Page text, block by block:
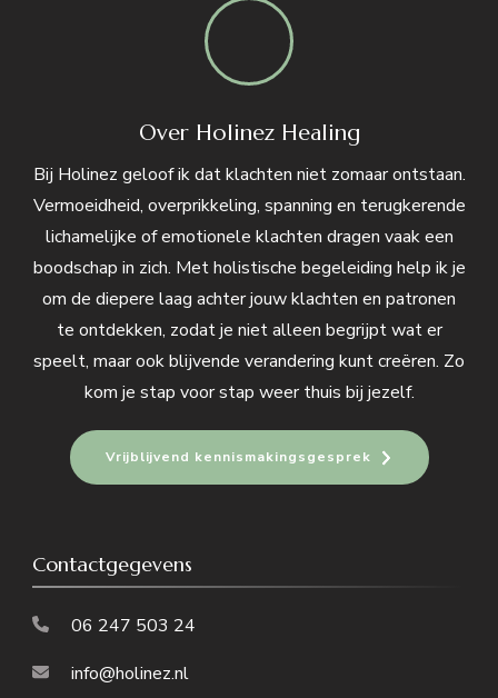
Over Holinez Healing
Bij Holinez geloof ik dat klachten niet zomaar ontstaan.
Vermoeidheid, overprikkeling, spanning en terugkerende
lichamelijke of emotionele klachten dragen vaak een
boodschap in zich. Met holistische begeleiding help ik je
om de diepere laag achter jouw klachten en patronen
te ontdekken, zodat je niet alleen begrijpt wat er
speelt, maar ook blijvende verandering kunt creëren. Zo
kom je stap voor stap weer thuis bij jezelf.
Vrijblijvend kennismakingsgesprek
Contactgegevens
06 247 503 24
info@holinez.nl